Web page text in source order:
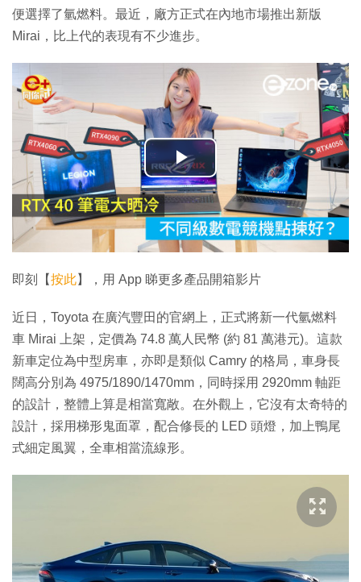
便選擇了氫燃料。最近，廠方正式在內地市場推出新版
Mirai，比上代的表現有不少進步。
播
放
影
片
即刻【按此】，用 App 睇更多產品開箱影片
近日，Toyota 在廣汽豐田的官網上，正式將新一代氫燃料
車 Mirai 上架，定價為 74.8 萬人民幣 (約 81 萬港元)。這款
新車定位為中型房車，亦即是類似 Camry 的格局，車身長
闊高分別為 4975/1890/1470mm，同時採用 2920mm 軸距
的設計，整體上算是相當寬敞。在外觀上，它沒有太奇特的
設計，採用梯形鬼面罩，配合修長的 LED 頭燈，加上鴨尾
式細定風翼，全車相當流線形。